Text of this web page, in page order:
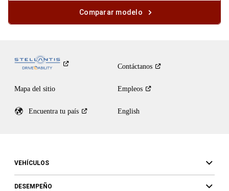
Comparar modelo
Contáctanos
Mapa del sitio Empleos
Encuentra tu país English
VEHÍCULOS
DESEMPEÑO